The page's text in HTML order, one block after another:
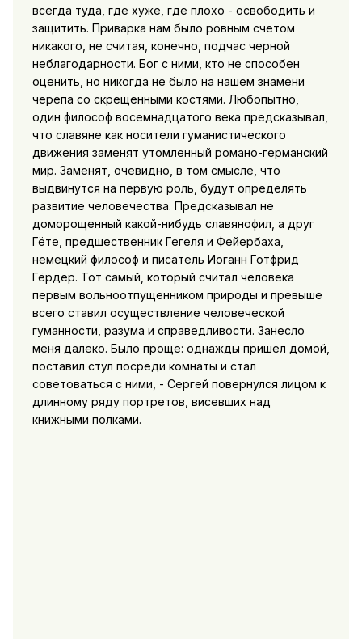
всегда туда, где хуже, где плохо - освободить и
защитить. Приварка нам было ровным счетом
никакого, не считая, конечно, подчас черной
неблагодарности. Бог с ними, кто не способен
оценить, но никогда не было на нашем знамени
черепа со скрещенными костями. Любопытно,
один философ восемнадцатого века предсказывал,
что славяне как носители гуманистического
движения заменят утомленный романо-германский
мир. Заменят, очевидно, в том смысле, что
выдвинутся на первую роль, будут определять
развитие человечества. Предсказывал не
доморощенный какой-нибудь славянофил, а друг
Гёте, предшественник Гегеля и Фейербаха,
немецкий философ и писатель Иоганн Готфрид
Гёрдер. Тот самый, который считал человека
первым вольноотпущенником природы и превыше
всего ставил осуществление человеческой
гуманности, разума и справедливости. Занесло
меня далеко. Было проще: однажды пришел домой,
поставил стул посреди комнаты и стал
советоваться с ними, - Сергей повернулся лицом к
длинному ряду портретов, висевших над
книжными полками.